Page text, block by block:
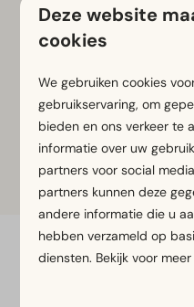
één van de gezellige
shoppen. Of breng een
Waanders In de
eeuwse kerk.
Meer informatie
Veilig betalen
Deze website
cookies
We gebruiken cookies
gebruikservaring, om
bieden en ons verkeer te
informatie over uw
partners voor social
partners kunnen deze
andere informatie die u
hebben verzameld op
diensten. Bekijk voor